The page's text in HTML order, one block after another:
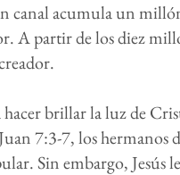
canal acumula un
A partir de los diez
brillar la luz de
7:3-7, los hermanos
Sin embargo, Jesús